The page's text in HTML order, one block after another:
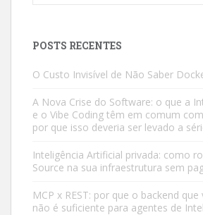
POSTS RECENTES
O Custo Invisível de Não Saber
A Nova Crise do Software: o que a
e o Vibe Coding têm em comum
por que isso deveria ser levado a
Inteligência Artificial privada: como
Source na sua infraestrutura sem
MCP x REST: por que o backend
não é suficiente para agentes de